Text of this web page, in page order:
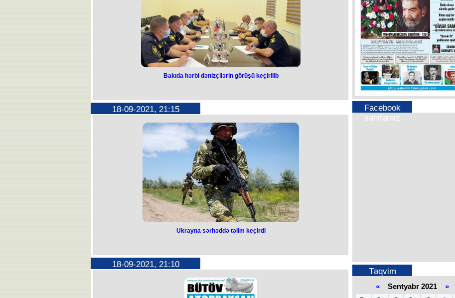
Bakıda hərbi dənizçilərin görüşü keçirilib
18-09-2021, 21:15
Ukrayna sərhəddə təlim keçirdi
18-09-2021, 21:10
Facebook
səhifəmiz
Təqvim
«Sentyabr 2021 »